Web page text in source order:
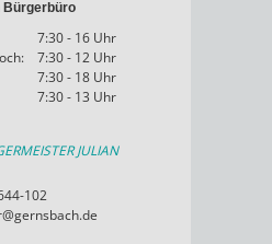
Bürgerbüro
7:30 - 16 Uhr
7:30 - 12 Uhr
7:30 - 18 Uhr
7:30 - 13 Uhr
JULIAN
102